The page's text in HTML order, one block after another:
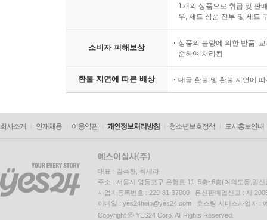
1개의 상품으로 취급 및 판
우, 세트 상품 전부 및 세트
소비자 피해보상
상품의 불량에 의한 반품,
준하여 처리됨
환불 지연에 따른 배상 대금 환불 및 환불 지연에
회사소개 인재채용 이용약관 개인정보처리방침 청소년보호정책 도서홍보안내
대표 : 김석환, 최세라
주소 : 서울시 영등포구 은행로 11, 5층~6층(여의도동,일신
사업자등록번호 : 229-81-37000 통신판매업신고 : 제
이메일 : yes24help@yes24.com 호스팅 서비스사업자 :
Copyright ⓒ YES24 Corp. All Rights Reserved.